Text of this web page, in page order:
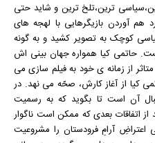
ترین،تلخ ترین و شاید حتی
هم آوردن بازیگرهایی با لهجه های
کوچک به تصویر کشید و به گونه
حاتمی کیا همواره جهان بینی اش
از زمانه ی خود به فیلم سازی می
کیا از آغاز کارش، صحّه می نهد. در
آن است تا بگوید که به رسمیت
از اتفاقات بعدی که ممکن است ناگوار
اعتراضِ آرامِ فرودستان را مشروعیت